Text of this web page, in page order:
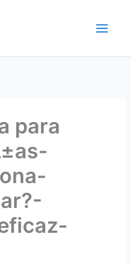
para